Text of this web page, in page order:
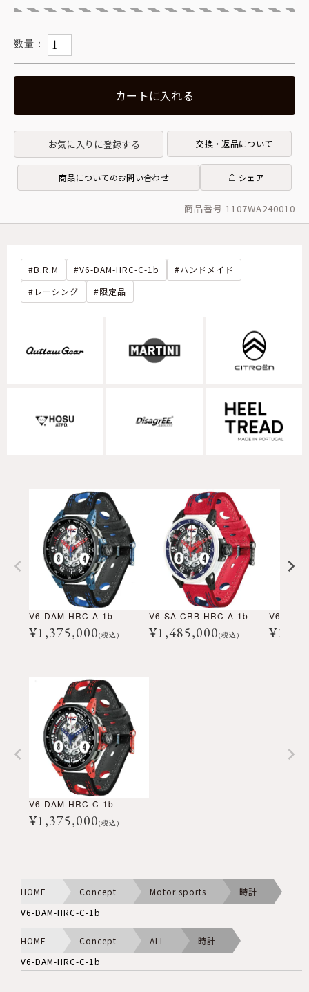
カートに入れる
お気に入りに登録する 交換・返品について
商品についてのお問い合わせ シェア
商品番号 1107WA240010
B.R.M V6-DAM-HRC-C-1b
ハンドメイド
レーシング
限定品
V6-DAM-HRC-A-1b
¥1,375,000(税込)
V6-SA-CRB-HRC-A-1b
¥1,485,000(税込)
V6-SA-
¥
V6-DAM-HRC-C-1b
¥1,375,000(税込)
HOME Concept Motor sports
時計
V6-DAM-HRC-C-1b
HOME Concept ALL
時計
V6-DAM-HRC-C-1b